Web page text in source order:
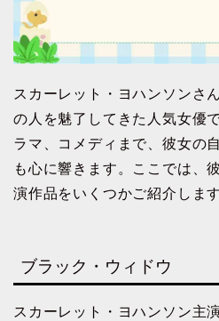
スカーレット・ヨハンソンさ
の人を魅了してきた人気女優
ラマ、コメディまで、彼女の
も心に響きます。ここでは、
演作品をいくつかご紹介します
ブラック・ウィドウ
スカーレット・ヨハンソン主